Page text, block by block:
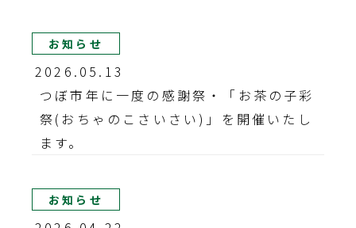
お知らせ
2026.05.13
つぼ市年に一度の感謝祭・「お茶の子彩
祭(おちゃのこさいさい)」を開催いたし
ます。
お知らせ